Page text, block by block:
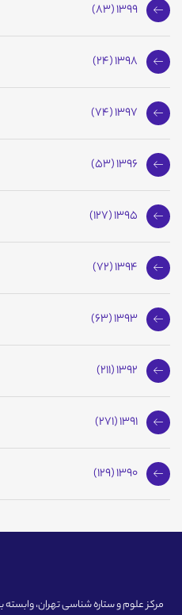
1399 (83)
1398 (24)
1397 (74)
1396 (53)
1395 (127)
1394 (72)
1393 (63)
1392 (211)
1391 (271)
1390 (129)
مرکز علوم و ستاره شناسی تهران،